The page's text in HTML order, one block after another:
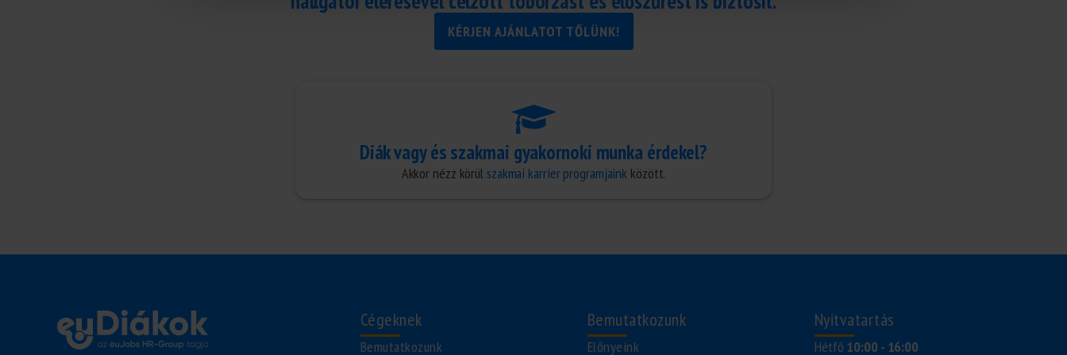
KÉRJEN AJÁNLATOT TŐLÜNK!
Diák vagy és szakmai gyakornoki munka érdekel?
Akkor nézz körül szakmai karrier programjaink között.
Cégeknek
Bemutatkozunk
Bemutatkozunk
Előnyeink
Nyitvatartás
Hétfő 10:00 - 16:00